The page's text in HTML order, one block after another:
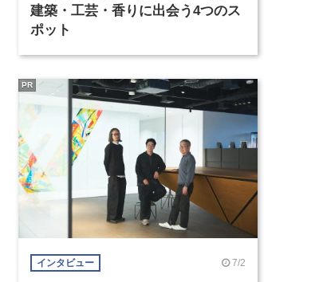
建築・工芸・香りに出会う4つのス
ポット
インタビュー 7/2
PR